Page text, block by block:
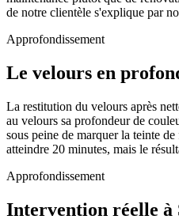
de notre clientèle s'explique par
Approfondissement
Le velours en
La restitution du velours après
au velours sa profondeur de
sous peine de marquer la teinte
atteindre 20 minutes, mais le
Approfondissement
Intervention réelle à